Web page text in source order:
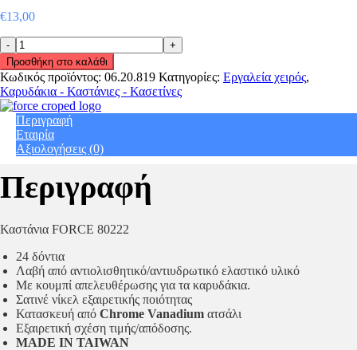
€13,00
Καστάνια
FORCE
80222
quantity
Προσθήκη στο καλάθι
Κωδικός προϊόντος: 06.20.819 Κατηγορίες: Εργαλεία χειρός,
Καρυδάκια - Καστάνιες - Κασετίνες
Περιγραφή
Εταιρία
Αξιολογήσεις (0)
Περιγραφή
Καστάνια FORCE 80222
24 δόντια
Λαβή από αντιολισθητικό/αντιυδρωτικό ελαστικό υλικό
Με κουμπί απελευθέρωσης για τα καρυδάκια.
Σατινέ νίκελ εξαιρετικής ποιότητας
Κατασκευή από Chrome Vanadium ατσάλι
Εξαιρετική σχέση τιμής/απόδοσης.
MADE IN TAIWAN